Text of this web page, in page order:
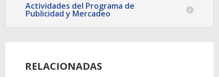
Actividades del Programa de
Publicidad y Mercadeo
RELACIONADAS